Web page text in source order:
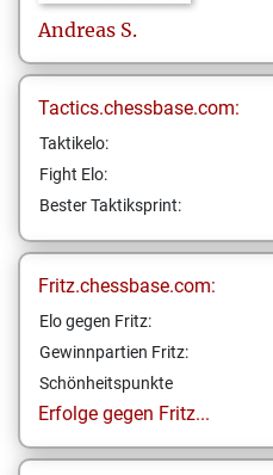
Andreas S.
Tactics.chessbase.com:
Taktikelo:
Fight Elo:
Bester Taktiksprint:
Fritz.chessbase.com:
Elo gegen Fritz:
Gewinnpartien Fritz:
Schönheitspunkte
Erfolge gegen Fritz...